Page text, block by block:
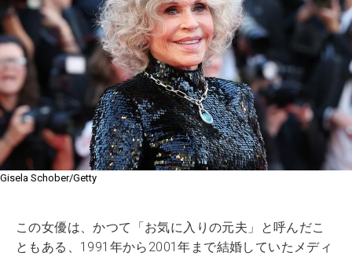
Gisela Schober/Getty
この女優は、かつて「お気に入りの元夫」と呼んだこ
ともある、1991年から2001年まで結婚していたメディ